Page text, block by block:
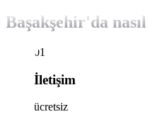
Başakşehir'da nasıl
01
İletişim
ücretsiz